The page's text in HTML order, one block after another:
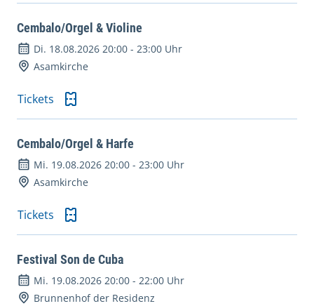
Cembalo/Orgel & Violine
Di. 18.08.2026 20:00 - 23:00 Uhr
Asamkirche
Tickets
Cembalo/Orgel & Harfe
Mi. 19.08.2026 20:00 - 23:00 Uhr
Asamkirche
Tickets
Festival Son de Cuba
Mi. 19.08.2026 20:00 - 22:00 Uhr
Brunnenhof der Residenz